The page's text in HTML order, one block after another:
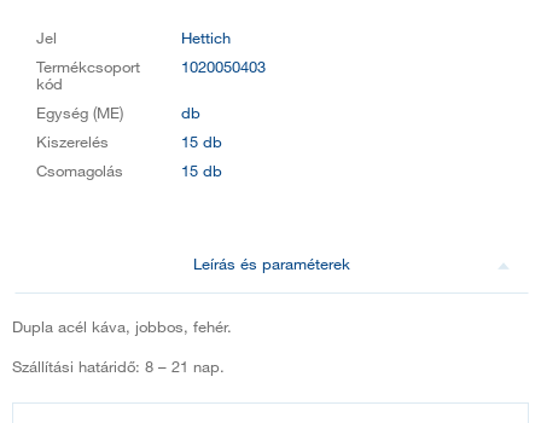
Jel
Hettich
Termékcsoport
kód
1020050403
Egység (ME)
db
Kiszerelés
15 db
Csomagolás
15 db
Leírás és paraméterek
Dupla acél káva, jobbos, fehér.
Szállítási határidő: 8 – 21 nap.